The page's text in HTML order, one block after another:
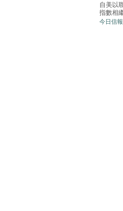
自美以
指數相
今日信報